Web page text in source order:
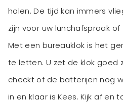
halen. De tijd kan immers
zijn voor uw lunchafspraak
Met een bureauklok is het
te letten. U zet de klok goed
checkt of de batterijen nog
in en klaar is Kees. Kijk af en